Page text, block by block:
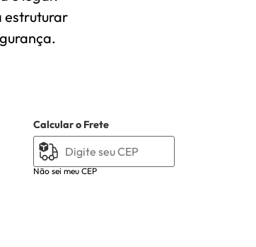
estruturar
Calcular o Frete
Não sei meu CEP